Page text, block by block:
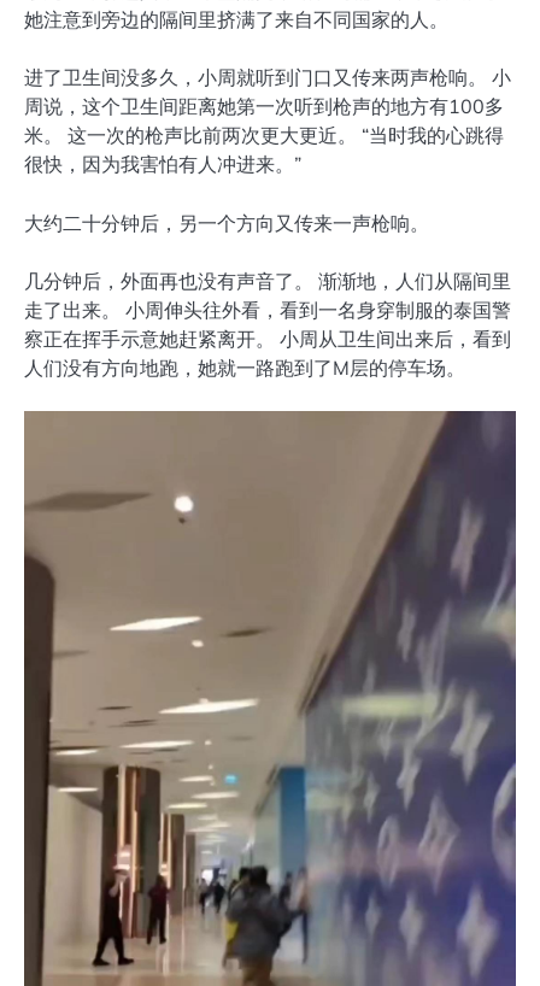
她注意到旁边的隔间里挤满了来自不同国家的人。
进了卫生间没多久，小周就听到门口又传来两声枪响。 小
周说，这个卫生间距离她第一次听到枪声的地方有100多
米。 这一次的枪声比前两次更大更近。 “当时我的心跳得
很快，因为我害怕有人冲进来。”
大约二十分钟后，另一个方向又传来一声枪响。
几分钟后，外面再也没有声音了。 渐渐地，人们从隔间里
走了出来。 小周伸头往外看，看到一名身穿制服的泰国警
察正在挥手示意她赶紧离开。 小周从卫生间出来后，看到
人们没有方向地跑，她就一路跑到了M层的停车场。